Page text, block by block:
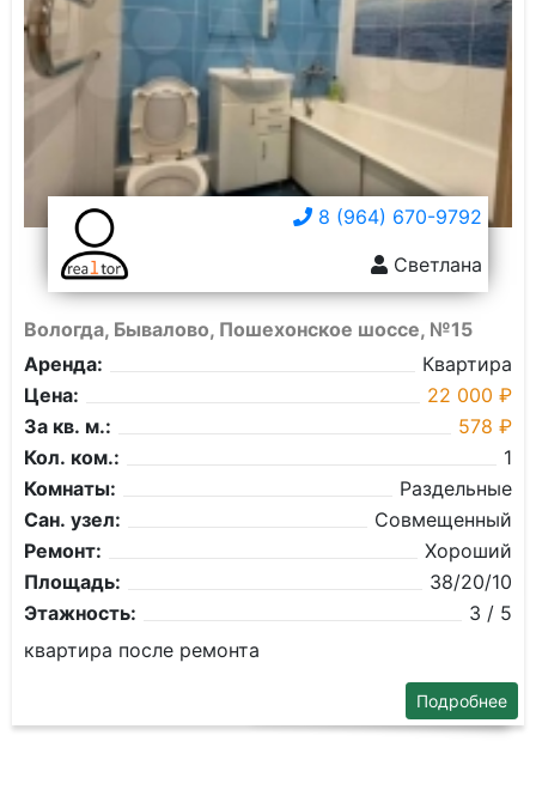
8 (964) 670-9792
Светлана
Вологда, Бывалово, Пошехонское шоссе, №15
Аренда:
Квартира
Цена:
22 000 ₽
За кв. м.:
578 ₽
Кол. ком.:
1
Комнаты:
Раздельные
Сан. узел:
Совмещенный
Ремонт:
Хороший
Площадь:
38/20/10
Этажность:
3 / 5
квартира после ремонта
Подробнее